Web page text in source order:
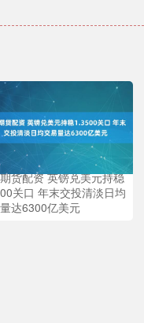
货配资 英镑兑美元持稳
关口 年末交投清淡日均
达6300亿美元